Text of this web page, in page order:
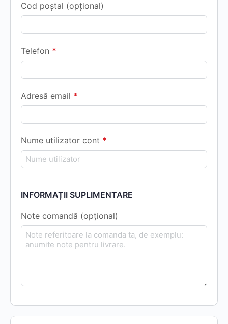
Cod poștal (opțional)
Telefon *
Adresă email *
Nume utilizator cont *
INFORMAȚII SUPLIMENTARE
Note comandă (opțional)